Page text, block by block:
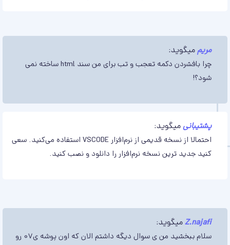
مریممیگوید:
چرا بافشردن دکمه تعجب و تب برای من سند html ساخته نمی
شود؟!
پشتیبانیمیگوید:
احتمالا از نسخه قدیمی از نرم‌افزار VSCODE استفاده می‌کنید. سعی
کنید جدید ترین نسخه نرم‌افزار را دانلود و نصب کنید.
Z.najafiمیگوید:
سلام ببخشید من ی سوال دیگه داشتم الان که اون پوشه ی07 رو